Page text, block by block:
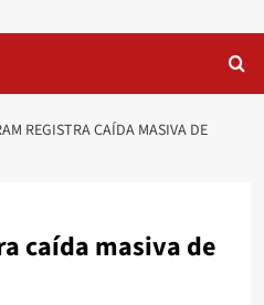
REGISTRA CAÍDA MASIVA DE
caída masiva de